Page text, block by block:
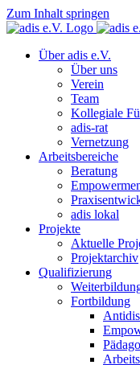
Zum Inhalt springen
Über adis e.V.
Über uns
Verein
Team
Kollegiale
adis-rat
Vernetzung
Arbeitsbereiche
Beratung
adis lokal
Projekte
Aktuelle
Projektarchiv
Qualifizierung
Fortbildung